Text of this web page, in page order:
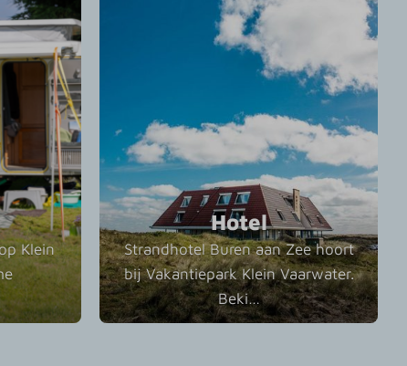
Klein
Hotel
Strandhotel Buren aan Zee hoort
bij Vakantiepark Klein Vaarwater.
Beki…